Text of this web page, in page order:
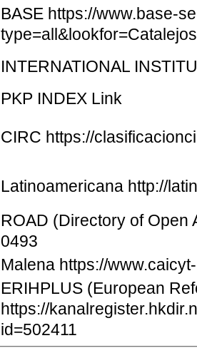
BASE https://www.base-
INTERNATIONAL
PKP INDEX Link
CIRC https://
Latinoamericana http://
ROAD (Directory of Open
0493
Malena https://
ERIHPLUS (European
https://
id=502411